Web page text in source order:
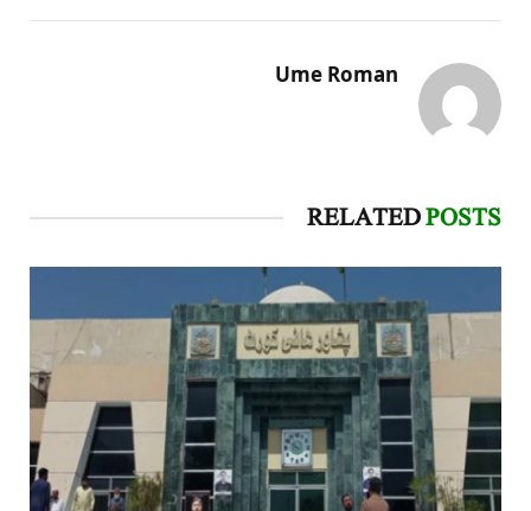
Ume Roman
RELATEDPOSTS